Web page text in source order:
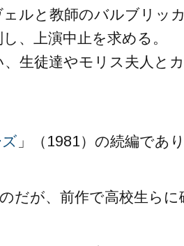
ルと教師のバルブリッ
、上演中止を求める。
生徒達やモリス夫人と
」（1981）の続編であ
だが、前作で高校生ら